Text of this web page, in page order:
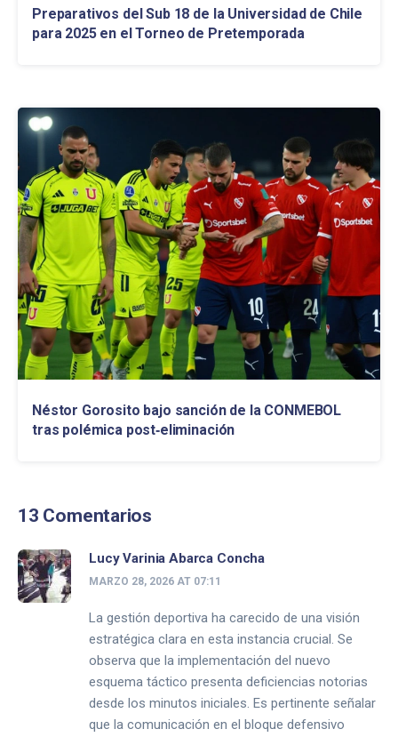
Preparativos del Sub 18 de la Universidad de Chile
para 2025 en el Torneo de Pretemporada
Néstor Gorosito bajo sanción de la CONMEBOL
tras polémica post‑eliminación
13 Comentarios
Lucy Varinia Abarca Concha
MARZO 28, 2026 AT 07:11
La gestión deportiva ha carecido de una visión
estratégica clara en esta instancia crucial. Se
observa que la implementación del nuevo
esquema táctico presenta deficiencias notorias
desde los minutos iniciales. Es pertinente señalar
que la comunicación en el bloque defensivo